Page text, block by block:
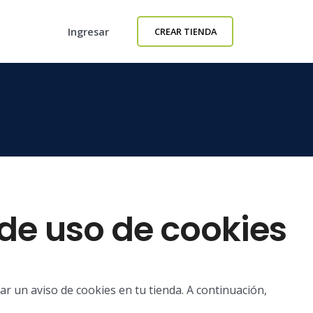
Ingresar CREAR TIENDA
uso de cookies
un aviso de cookies en tu tienda. A continuación,